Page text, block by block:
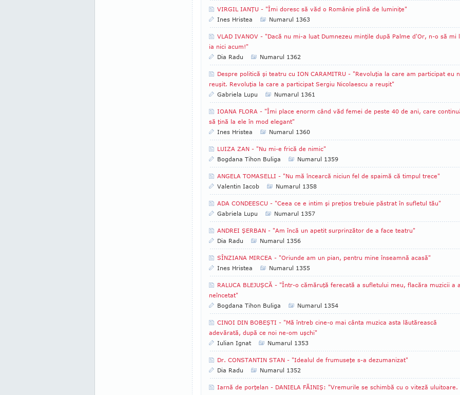
VIRGIL IANŢU - "Îmi doresc să văd o Românie plină de luminiţe"
Ines Hristea
Numarul 1363
VLAD IVANOV - "Dacă nu mi-a luat Dumnezeu minţile după Palme d'Or, n-o să mi
ia nici acum!"
Dia Radu
Numarul 1362
Despre politică şi teatru cu ION CARAMITRU - "Revoluţia la care am participat eu
reuşit. Revoluţia la care a participat Sergiu Nicolaescu a reuşit"
Gabriela Lupu
Numarul 1361
IOANA FLORA - "Îmi place enorm când văd femei de peste 40 de ani, care
să ţină la ele în mod elegant"
Ines Hristea
Numarul 1360
LUIZA ZAN - "Nu mi-e frică de nimic"
Bogdana Tihon Buliga
Numarul 1359
ANGELA TOMASELLI - "Nu mă încearcă niciun fel de spaimă că timpul trece"
Valentin Iacob
Numarul 1358
ADA CONDEESCU - "Ceea ce e intim şi preţios trebuie păstrat în sufletul tău"
Gabriela Lupu
Numarul 1357
ANDREI ŞERBAN - "Am încă un apetit surprinzător de a face teatru"
Dia Radu
Numarul 1356
SÎNZIANA MIRCEA - "Oriunde am un pian, pentru mine înseamnă acasă"
Ines Hristea
Numarul 1355
RALUCA BLEJUŞCĂ - "Într-o cămăruţă ferecată a sufletului meu, flacăra muzicii a
neîncetat"
Bogdana Tihon Buliga
Numarul 1354
CINOI DIN BOBEŞTI - "Mă întreb cine-o mai cânta muzica asta lăutărească
adevărată, după ce noi ne-om uşchi"
Iulian Ignat
Numarul 1353
Dr. CONSTANTIN STAN - "Idealul de frumuseţe s-a dezumanizat"
Dia Radu
Numarul 1352
Iarnă de porţelan - DANIELA FĂINIŞ: "Vremurile se schimbă cu o viteză uluitoare.